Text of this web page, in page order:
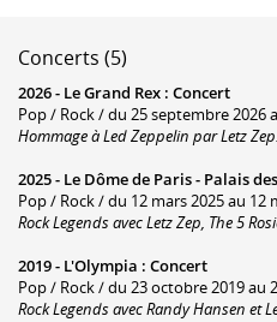
Concerts (5)
2026 - Le Grand Rex : Concert
Pop / Rock / du 25 septembre 2026
Hommage à Led Zeppelin par Letz Zep.
2025 - Le Dôme de Paris - Palais
Pop / Rock / du 12 mars 2025 au 12
Rock Legends avec Letz Zep, The 5
2019 - L'Olympia : Concert
Pop / Rock / du 23 octobre 2019 au
Rock Legends avec Randy Hansen et